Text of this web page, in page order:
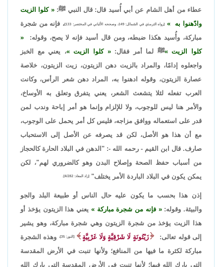
عطاء من أهل الشام عن أبي أُسيد قال: قال النبي ﷺ:
كلوا الزيت
وادّهنوا به
[رواه الترمذي في الشمائل: 149، وصححه الألباني في المختصر: 133]
، فإنه من شجرة
مباركة، وأُسيد هكذا ضبطه، ومن قال أسيد فإنه لا يصح، وقوله:
كلوا الزيت
ﷺ لما أمر فقال: كلوا الزيت ، يعني مع الخبز
واجعلوه إدامًا، والمراد بالزيت دهن الزيتون، زيت الزيتون، خلاصة
عصارة الزيتون، وقوله ادهنوا به، المراد دهن شعر الرأس، وكانت
العرب تفعله لئلا يتشعث الشعر، يعني يتفرق وتعلق به الأوساخ،
والأمر هنا ليس للوجوب، ولا للإلزام وإنما هو أمر إباحة وندب لمن
قدر على استعماله ووافق مزاجه، فليس كل أمر يحمل على الوجوب،
مع أن هذا هو الأصل، لكن قد يصرفه عن الأصل إلى الاستحباب
صارف. قال ابن القيم - رحمه الله -: "الدهن في البلاد الحارة كالحجاز
من أسباب حفظ الصحة وإصلاح البدن وهو كالضروري لهم"، لكن
يمكن يكون في البلاد الباردة الأمر يختلف" [زاد المعاد: 4/282].
إذن هذا بحسب ما يكون عليه حال الناس أو طبيعة البلد والجو
والبيئة. وقوله:
فإنه من شجرة مباركة
يعني هذا الزيتون يؤخذ أو
هذا الزيت يؤخذ من شجرة الزيتون وهي شجرة مباركة، وهو يشير
إلى قوله تعالى:
زَيْتُونَةٍ لَا شَرْقِيَّةٍ وَلَا غَرْبِيَّةٍ [النور: 35]،
وهذه الشجرة
مباركة لكثرة ما فيها من المنافع؛ ولأنها تنبت في الأرض المقدسة
التي بارك الله فيها؛ لأنها تنبت في الأرض المقدسة التي بارك الله